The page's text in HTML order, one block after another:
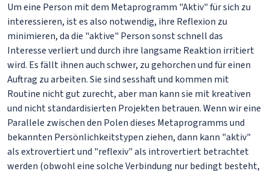
Um eine Person mit dem Metaprogramm "Aktiv" für sich zu
interessieren, ist es also notwendig, ihre Reflexion zu
minimieren, da die "aktive" Person sonst schnell das
Interesse verliert und durch ihre langsame Reaktion irritiert
wird. Es fällt ihnen auch schwer, zu gehorchen und für einen
Auftrag zu arbeiten. Sie sind sesshaft und kommen mit
Routine nicht gut zurecht, aber man kann sie mit kreativen
und nicht standardisierten Projekten betrauen. Wenn wir eine
Parallele zwischen den Polen dieses Metaprogramms und
bekannten Persönlichkeitstypen ziehen, dann kann "aktiv"
als extrovertiert und "reflexiv" als introvertiert betrachtet
werden (obwohl eine solche Verbindung nur bedingt besteht,